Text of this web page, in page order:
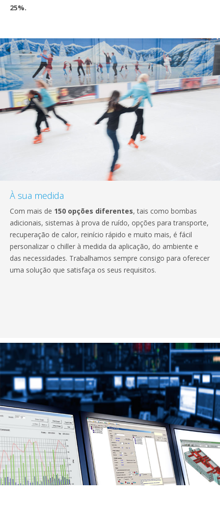
25%.
À sua medida
Com mais de 150 opções diferentes, tais como bombas
adicionais, sistemas à prova de ruído, opções para transporte,
recuperação de calor, reinício rápido e muito mais, é fácil
personalizar o chiller à medida da aplicação, do ambiente e
das necessidades. Trabalhamos sempre consigo para oferecer
uma solução que satisfaça os seus requisitos.